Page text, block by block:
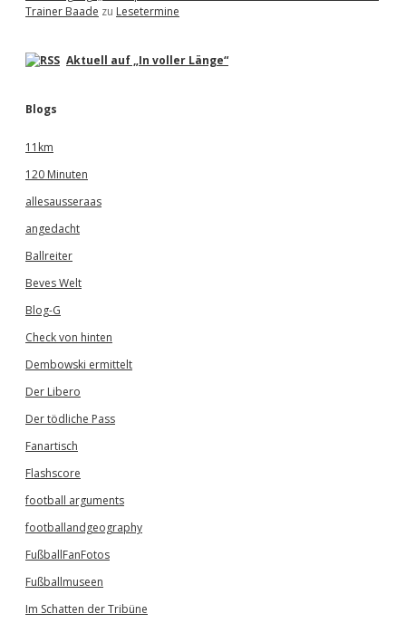
Trainer Baade zu Lesetermine
Aktuell auf „In voller Länge“
Blogs
11km
120 Minuten
allesausseraas
angedacht
Ballreiter
Beves Welt
Blog-G
Check von hinten
Dembowski ermittelt
Der Libero
Der tödliche Pass
Fanartisch
Flashscore
football arguments
footballandgeography
FußballFanFotos
Fußballmuseen
Im Schatten der Tribüne